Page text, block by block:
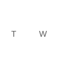
T W